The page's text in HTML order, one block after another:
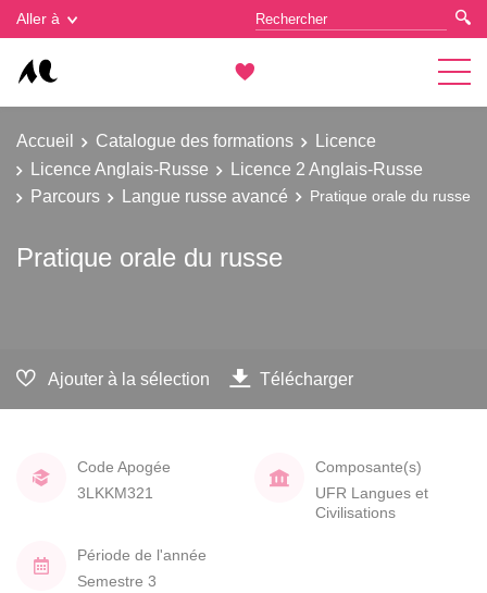
Aller à
Accueil Catalogue des formations
Licence
Licence Anglais-Russe
Licence 2 Anglais-Russe
Parcours
Langue russe avancé Pratique orale du russe
Pratique orale du russe
Ajouter à la sélection Télécharger
Code Apogée
3LKKM321
Composante(s)
UFR Langues et
Civilisations
Période de l'année
Semestre 3
Gestion des cookies